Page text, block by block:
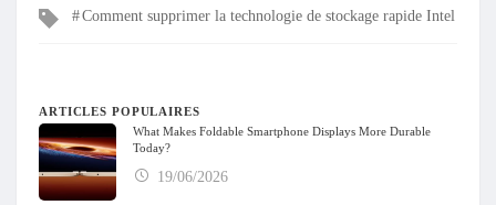
MotsComment supprimer la technologie de stockage rapide Intel
ARTICLES POPULAIRES
What Makes Foldable Smartphone Displays More Durable
Today?
19/06/2026